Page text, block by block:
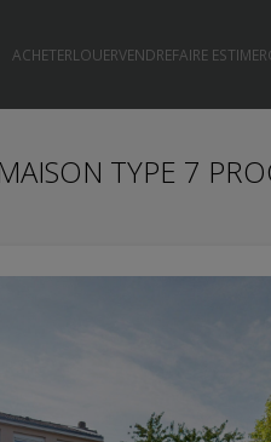
ACHETERLOUERVENDREFAIRE ESTIMER
TYPE 7